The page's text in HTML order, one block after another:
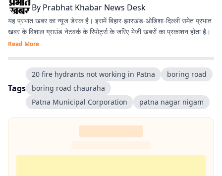
By Prabhat Khabar News Desk
यह प्रभात खबर का न्यूज डेस्क है। इसमें बिहार-झारखंड-ओडिशा-दिल्‍ली समेत प्रभात
खबर के विशाल ग्राउंड नेटवर्क के रिपोर्ट्स के जरिए भेजी खबरों का प्रकाशन होता है।
Read More
Tags
20 fire hydrants not working in Patna
boring road
boring road chauraha
Patna Municipal Corporation
patna nagar nigam